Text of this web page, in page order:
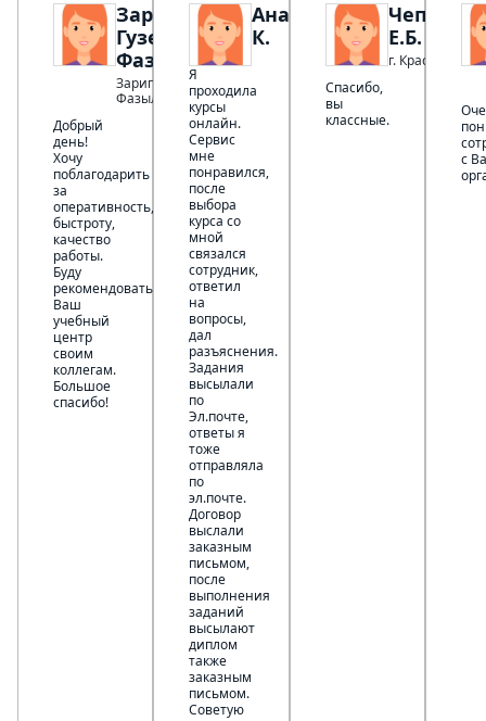
Зарипова
Гузель
Фазылзяновна
Зарипова Гузель
Фазылзяновна
Добрый
день!
Хочу
поблагодарить
за
оперативность,
быстроту,
качество
работы.
Буду
рекомендовать
Ваш
учебный
центр
своим
коллегам.
Большое
спасибо!
Анастасия
К.
Я
проходила
курсы
онлайн.
Сервис
мне
понравился,
после
выбора
курса со
мной
связался
сотрудник,
ответил
на
вопросы,
дал
разъяснения.
Задания
высылали
по
Эл.почте,
ответы я
тоже
отправляла
по
эл.почте.
Договор
выслали
заказным
письмом,
после
выполнения
заданий
высылают
диплом
также
заказным
письмом.
Советую
Е.Б.
г.
Спасибо,
вы
классные.
с